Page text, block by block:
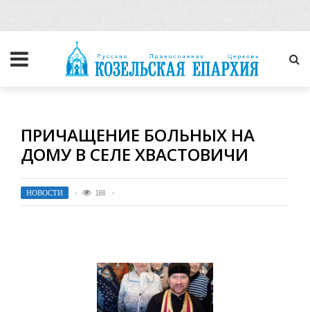
ПРИЧАЩЕНИЕ БОЛЬНЫХ НА
ДОМУ В СЕЛЕ ХВАСТОВИЧИ
НОВОСТИ 166